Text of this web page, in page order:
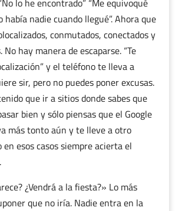
lo he encontrado” “Me equivoqué
había nadie cuando llegué”. Ahora que
conmutados, conectados y
No hay manera de escaparse. “Te
y el teléfono te lleva a
sir, pero no puedes poner excusas.
que ir a sitios donde sabes que
bien y sólo piensas que el Google
más tonto aún y te lleve a otro
esos casos siempre acierta el
¿Vendrá a la fiesta?» Lo más
que no iría. Nadie entra en la